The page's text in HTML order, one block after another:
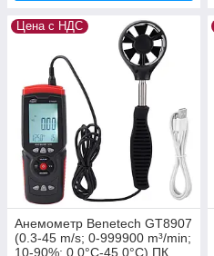
Цена с НДС
Анемометр Benetech GT8907
(0.3-45 m/s; 0-999900 m³/min;
10-90%; 0.0°C-45.0°C) ПК